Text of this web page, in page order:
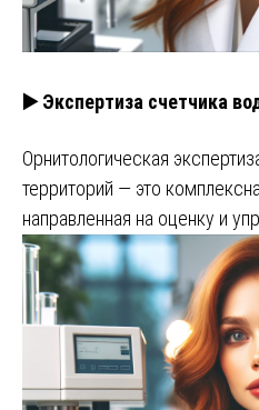
▶️ Экспертиза счетчика
Орнитологическая
территорий — это
направленная на оценку и